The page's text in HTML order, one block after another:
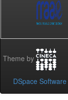
Theme by
DSpace Software